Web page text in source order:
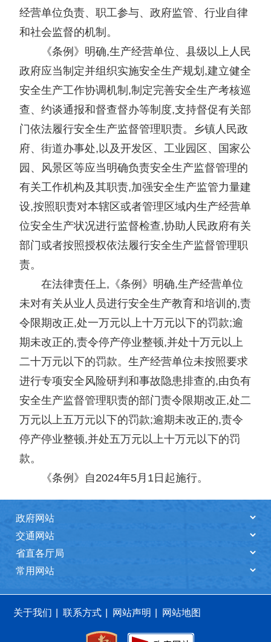
经营单位负责、职工参与、政府监管、行业自律
和社会监督的机制。
《条例》明确,生产经营单位、县级以上人民
政府应当制定并组织实施安全生产规划,建立健全
安全生产工作协调机制,制定完善安全生产考核巡
查、约谈通报和督查督办等制度,支持督促有关部
门依法履行安全生产监督管理职责。乡镇人民政
府、街道办事处,以及开发区、工业园区、国家公
园、风景区等应当明确负责安全生产监督管理的
有关工作机构及其职责,加强安全生产监管力量建
设,按照职责对本辖区或者管理区域内生产经营单
位安全生产状况进行监督检查,协助人民政府有关
部门或者按照授权依法履行安全生产监督管理职
责。
在法律责任上,《条例》明确,生产经营单位
未对有关从业人员进行安全生产教育和培训的,责
令限期改正,处一万元以上十万元以下的罚款;逾
期未改正的,责令停产停业整顿,并处十万元以上
二十万元以下的罚款。生产经营单位未按照要求
进行专项安全风险研判和事故隐患排查的,由负有
安全生产监督管理职责的部门责令限期改正,处二
万元以上五万元以下的罚款;逾期未改正的,责令
停产停业整顿,并处五万元以上十万元以下的罚
款。
《条例》自2024年5月1日起施行。
关于我们 联系方式 网站声明 网站地图